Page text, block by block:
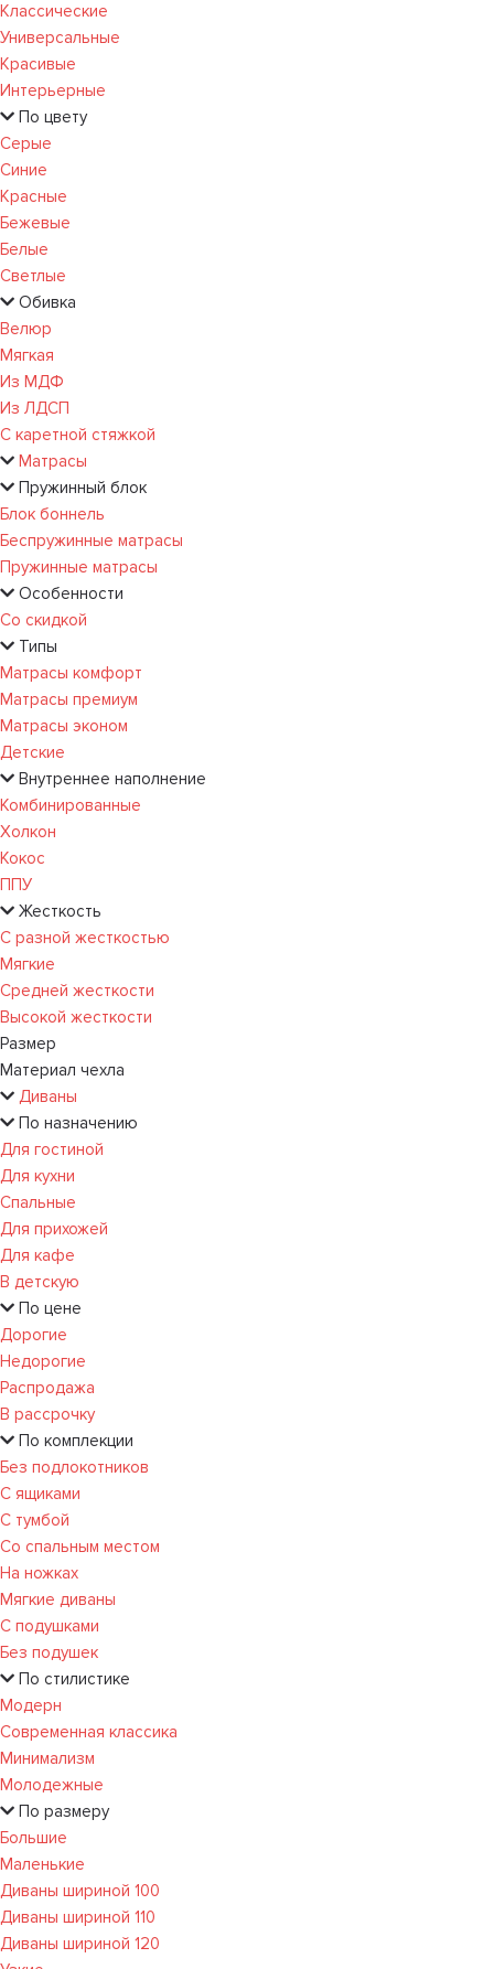
Классические
Универсальные
Красивые
Интерьерные
По цвету
Серые
Синие
Красные
Бежевые
Белые
Светлые
Обивка
Велюр
Мягкая
Из МДФ
Из ЛДСП
С каретной стяжкой
Матрасы
Пружинный блок
Блок боннель
Беспружинные матрасы
Пружинные матрасы
Особенности
Со скидкой
Типы
Матрасы комфорт
Матрасы премиум
Матрасы эконом
Детские
Внутреннее наполнение
Комбинированные
Холкон
Кокос
ППУ
Жесткость
С разной жесткостью
Мягкие
Средней жесткости
Высокой жесткости
Размер
Материал чехла
Диваны
По назначению
Для гостиной
Для кухни
Спальные
Для прихожей
Для кафе
В детскую
По цене
Дорогие
Недорогие
Распродажа
В рассрочку
По комплекции
Без подлокотников
С ящиками
С тумбой
Со спальным местом
На ножках
Мягкие диваны
С подушками
Без подушек
По стилистике
Модерн
Современная классика
Минимализм
Молодежные
По размеру
Большие
Маленькие
Диваны шириной 100
Диваны шириной 110
Диваны шириной 120